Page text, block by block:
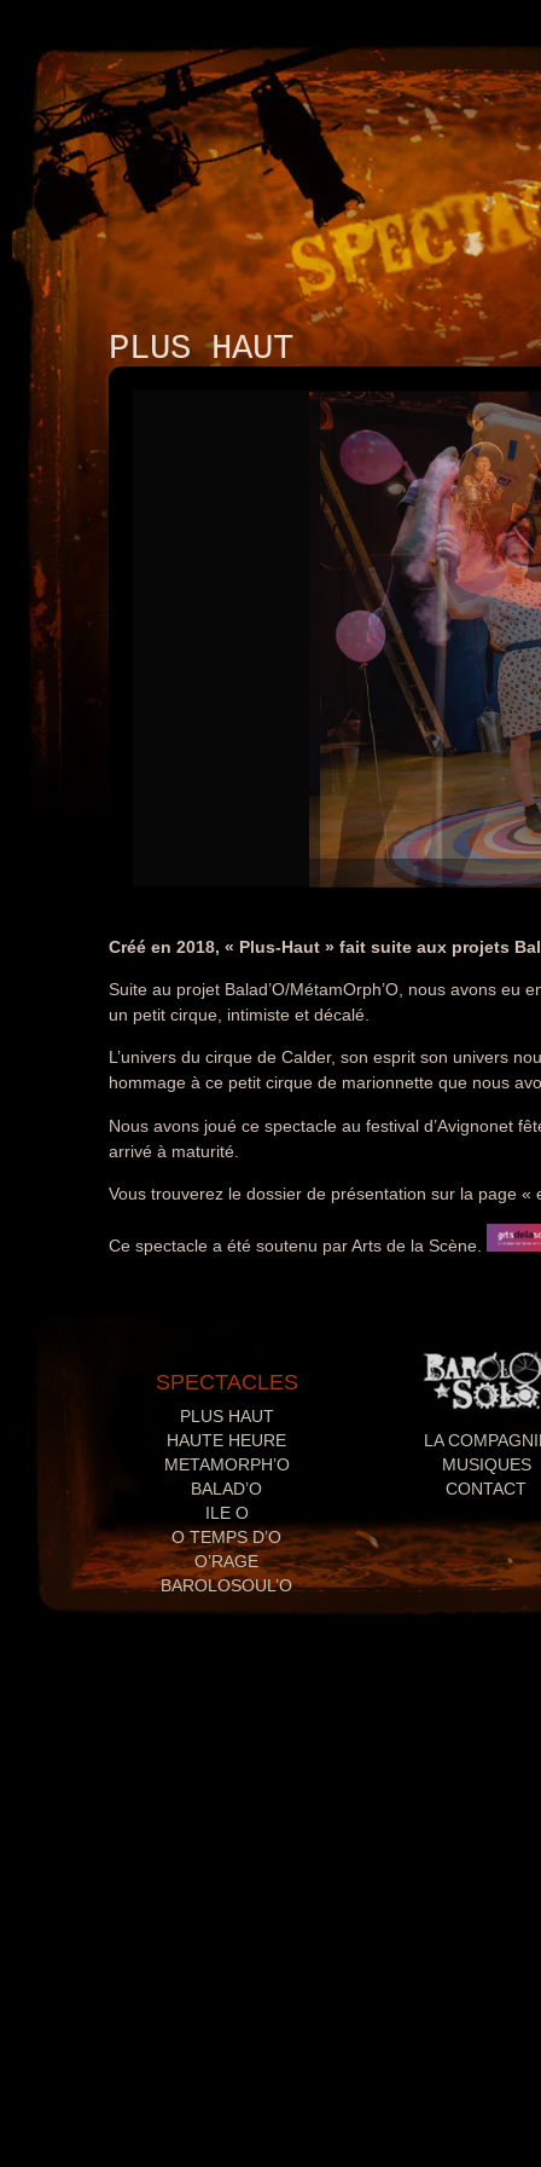
PLUS HAUT
Créé en 2018, « Plus-Haut » fait suite aux projets
Suite au projet Balad’O/MétamOrph’O, nous avons eu
un petit cirque, intimiste et décalé.
L’univers du cirque de Calder, son esprit son univers
hommage à ce petit cirque de marionnette que nous
Nous avons joué ce spectacle au festival d’Avignonet
arrivé à maturité.
Vous trouverez le dossier de présentation sur la page «
Ce spectacle a été soutenu par Arts de la Scène.
SPECTACLES
PLUS HAUT
HAUTE HEURE
METAMORPH’O
BALAD’O
ILE O
O TEMPS D’O
O’RAGE
BAROLOSOUL’O
LA
MUSIQUES
CONTACT